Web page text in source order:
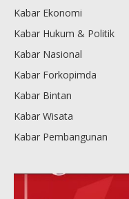
Kabar Ekonomi
Kabar Hukum & Politik
Kabar Nasional
Kabar Forkopimda
Kabar Bintan
Kabar Wisata
Kabar Pembangunan